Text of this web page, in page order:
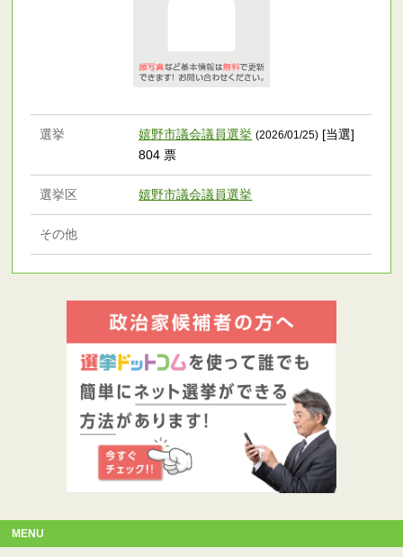
選挙 嬉野市議会議員選挙 (2026/01/25) [当選]
804 票
選挙区 嬉野市議会議員選挙
その他
MENU